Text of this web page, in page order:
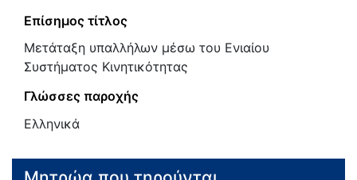
Επίσημος τίτλος
Μετάταξη υπαλλήλων μέσω του Ενιαίου
Συστήματος Κινητικότητας
Γλώσσες παροχής
Ελληνικά